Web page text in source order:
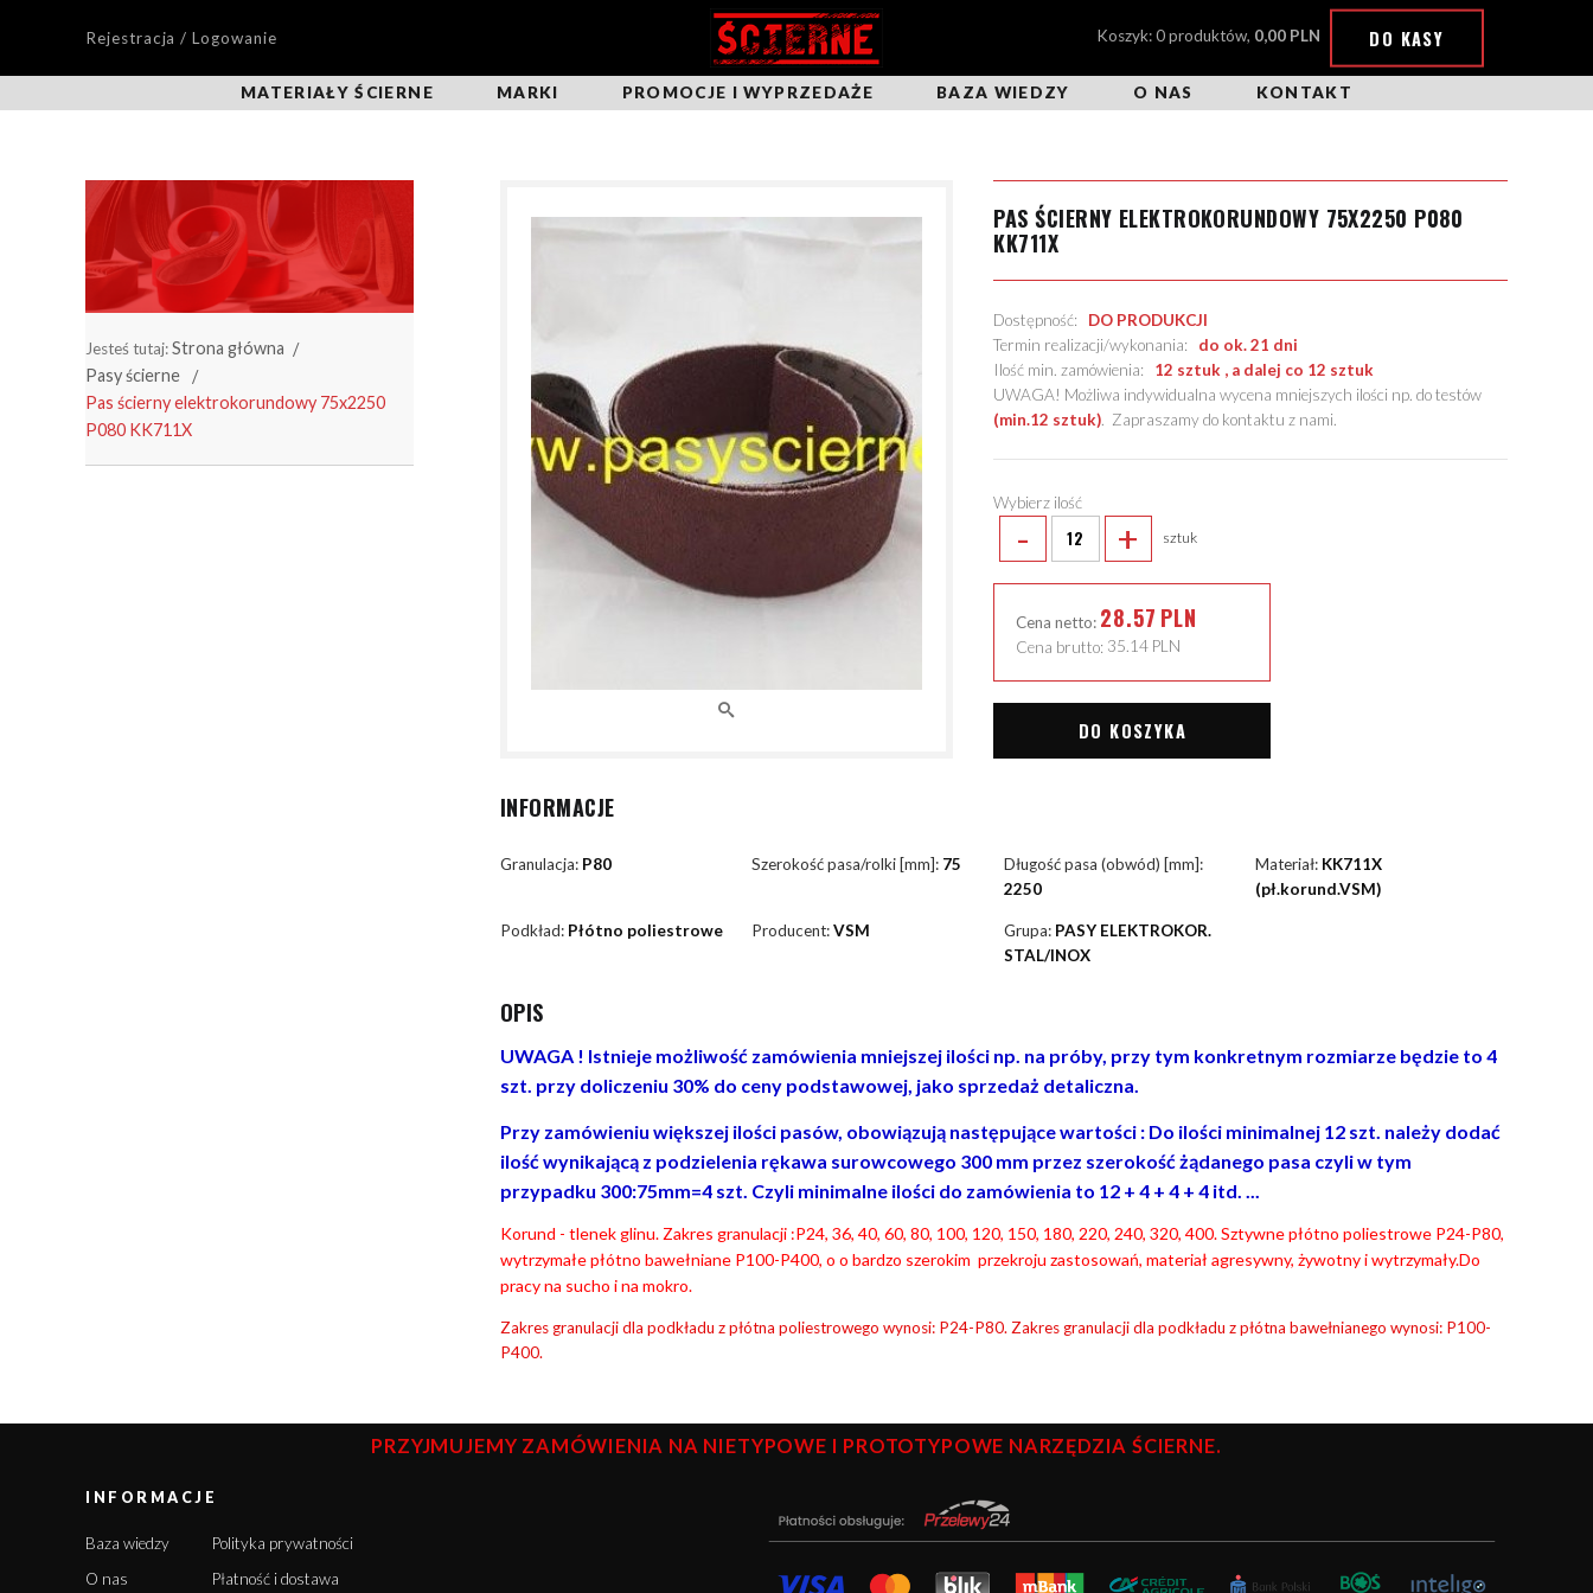
Rejestracja / Logowanie Koszyk: 0 produktów, 0,00 PLN DO KASY
MATERIAŁY ŚCIERNE MARKI PROMOCJE I WYPRZEDAŻE BAZA WIEDZY O NAS KONTAKT
Jesteś tutaj:Strona główna
Pasy ścierne
Pas ścierny elektrokorundowy 75x2250
P080 KK711X
PAS ŚCIERNY ELEKTROKORUNDOWY 75X2250 P080
KK711X
Dostępność: DO PRODUKCJI
Termin realizacji/wykonania: do ok. 21 dni
Ilość min. zamówienia: 12 sztuk , a dalej co 12 sztuk
UWAGA! Możliwa indywidualna wycena mniejszych ilości np. do testów
(min.12 sztuk). Zapraszamy do kontaktu z nami.
Wybierz ilość
- + sztuk
Cena netto: 28.57 PLN
Cena brutto: 35.14 PLN
DO KOSZYKA
INFORMACJE
Granulacja: P80 Szerokość pasa/rolki [mm]: 75
Długość pasa (obwód) [mm]:
2250
Materiał: KK711X
(pł.korund.VSM)
Podkład: Płótno poliestrowe Producent:VSM Grupa: PASY ELEKTROKOR.
STAL/INOX
OPIS
UWAGA ! Istnieje możliwość zamówienia mniejszej ilości np. na próby, przy tym konkretnym rozmiarze będzie to 4
szt. przy doliczeniu 30% do ceny podstawowej, jako sprzedaż detaliczna.
Przy zamówieniu większej ilości pasów, obowiązują następujące wartości : Do ilości minimalnej 12 szt. należy dodać
ilość wynikającą z podzielenia rękawa surowcowego 300 mm przez szerokość żądanego pasa czyli w tym
przypadku 300:75mm=4 szt. Czyli minimalne ilości do zamówienia to 12 + 4 + 4 + 4 itd. ...
Korund - tlenek glinu. Zakres granulacji :P24, 36, 40, 60, 80, 100, 120, 150, 180, 220, 240, 320, 400. Sztywne płótno poliestrowe P24-P80,
wytrzymałe płótno bawełniane P100-P400, o o bardzo szerokim przekroju zastosowań, materiał agresywny, żywotny i wytrzymały.Do
pracy na sucho i na mokro.
Zakres granulacji dla podkładu z płótna poliestrowego wynosi: P24-P80. Zakres granulacji dla podkładu z płótna bawełnianego wynosi: P100-
P400.
PRZYJMUJEMY ZAMÓWIENIA NA NIETYPOWE I PROTOTYPOWE NARZĘDZIA ŚCIERNE.
INFORMACJE
Baza wiedzy
O nas
Polityka prywatności
Płatność i dostawa